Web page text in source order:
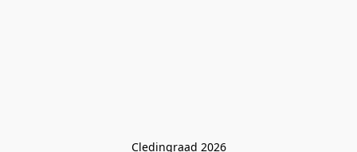
Cledingraad 2026